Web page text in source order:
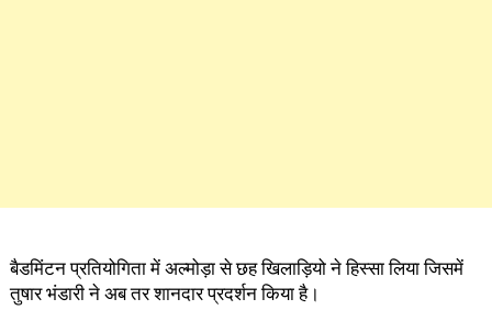
बैडमिंटन प्रतियोगिता में अल्मोड़ा से छह खिलाड़ियो ने हिस्सा लिया जिसमें
तुषार भंडारी ने अब तर शानदार प्रदर्शन किया है।